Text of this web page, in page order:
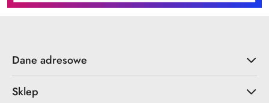
Dane adresowe
Sklep